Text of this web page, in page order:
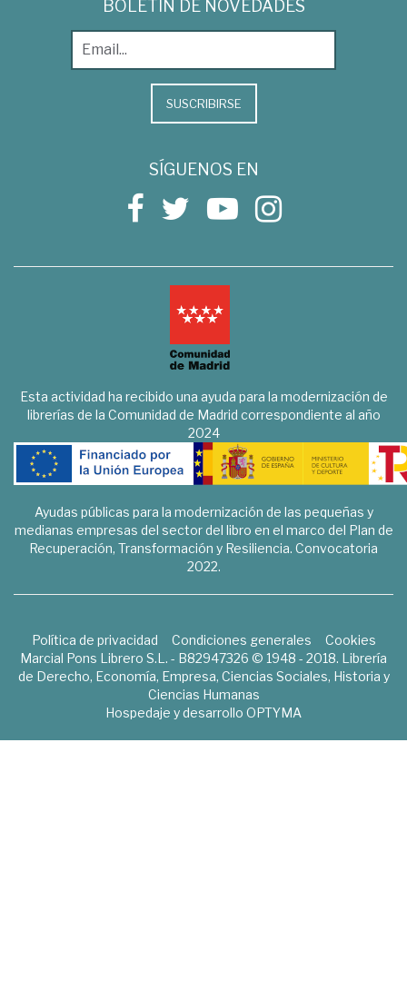
BOLETÍN DE NOVEDADES
SUSCRIBIRSE
SÍGUENOS EN
Esta actividad ha recibido una ayuda para la modernización de
librerías de la Comunidad de Madrid correspondiente al año
2024
Ayudas públicas para la modernización de las pequeñas y
medianas empresas del sector del libro en el marco del Plan de
Recuperación, Transformación y Resiliencia. Convocatoria
2022.
Política de privacidad Condiciones generales
Cookies
Marcial Pons Librero S.L. - B82947326 © 1948 - 2018. Librería
de Derecho, Economía, Empresa, Ciencias Sociales, Historia y
Ciencias Humanas
Hospedaje y desarrollo OPTYMA